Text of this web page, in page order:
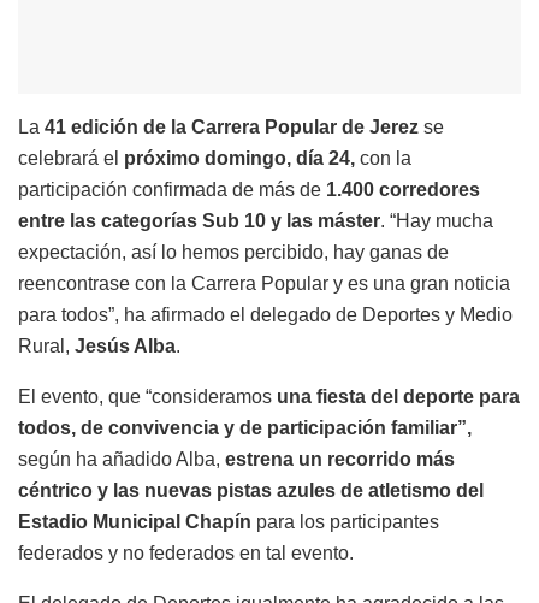
La 41 edición de la Carrera Popular de Jerez se
celebrará el próximo domingo, día 24, con la
participación confirmada de más de 1.400 corredores
entre las categorías Sub 10 y las máster. “Hay mucha
expectación, así lo hemos percibido, hay ganas de
reencontrase con la Carrera Popular y es una gran noticia
para todos”, ha afirmado el delegado de Deportes y Medio
Rural, Jesús Alba.
El evento, que “consideramos una fiesta del deporte para
todos, de convivencia y de participación familiar”,
según ha añadido Alba, estrena un recorrido más
céntrico y las nuevas pistas azules de atletismo del
Estadio Municipal Chapín para los participantes
federados y no federados en tal evento.